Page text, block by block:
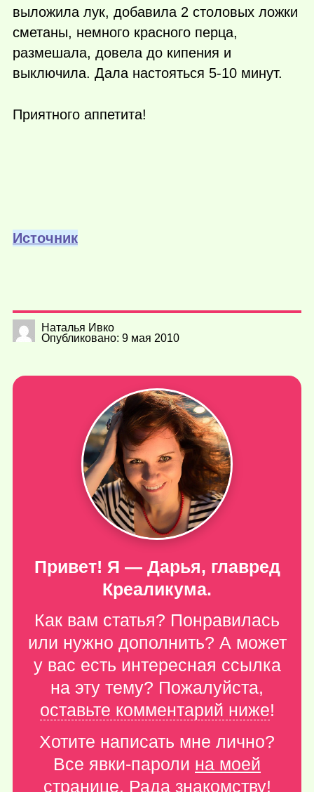
выложила лук, добавила 2 столовых ложки
сметаны, немного красного перца,
размешала, довела до кипения и
выключила. Дала настояться 5-10 минут.
Приятного аппетита!
Источник
Наталья Ивко
Опубликовано: 9 мая 2010
Привет! Я — Дарья, главред
Креаликума.
Как вам статья? Понравилась
или нужно дополнить? А может
у вас есть интересная ссылка
на эту тему? Пожалуйста,
оставьте комментарий ниже!
Хотите написать мне лично?
Все явки-пароли на моей
странице. Рада знакомству!